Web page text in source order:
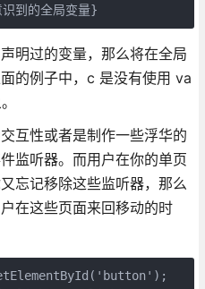
明过的变量，那么将在全局
的例子中，c 是没有使用 va
互性或者是制作一些浮华的
监听器。而用户在你的单页
忘记移除这些监听器，那么
在这些页面来回移动的时